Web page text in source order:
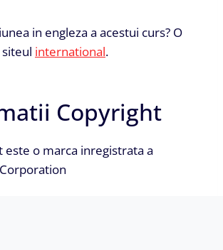
in engleza a acestui curs? O
international.
Copyright
este o marca inregistrata a